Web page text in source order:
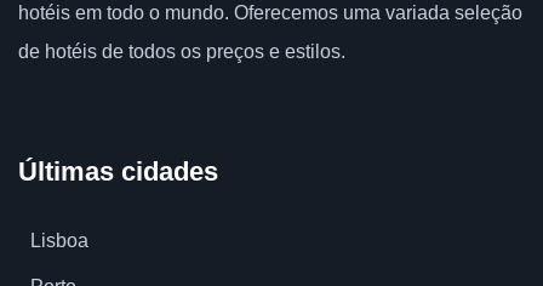
hotéis em todo o mundo. Oferecemos uma variada seleção
de hotéis de todos os preços e estilos.
Últimas cidades
Lisboa